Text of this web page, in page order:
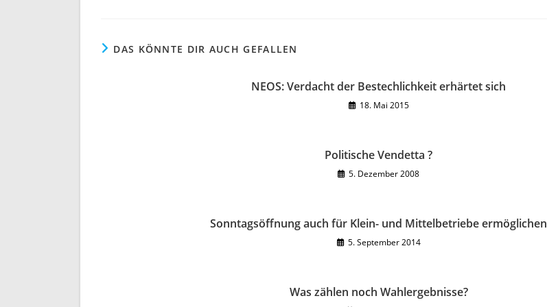
DAS KÖNNTE DIR AUCH GEFALLEN
NEOS: Verdacht der Bestechlichkeit erhärtet sich
18. Mai 2015
Politische Vendetta ?
5. Dezember 2008
Sonntagsöffnung auch für Klein- und Mittelbetriebe ermöglichen
5. September 2014
Was zählen noch Wahlergebnisse?